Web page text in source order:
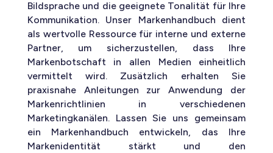
Bildsprache und die geeignete Tonalität für Ihre
Kommunikation. Unser Markenhandbuch dient
als wertvolle Ressource für interne und externe
Partner, um sicherzustellen, dass Ihre
Markenbotschaft in allen Medien einheitlich
vermittelt wird. Zusätzlich erhalten Sie
praxisnahe Anleitungen zur Anwendung der
Markenrichtlinien in verschiedenen
Marketingkanälen. Lassen Sie uns gemeinsam
ein Markenhandbuch entwickeln, das Ihre
Markenidentität stärkt und den